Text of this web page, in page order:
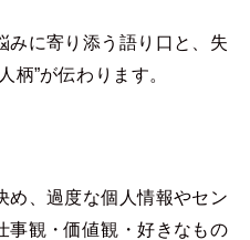
みに寄り添う語り口と、失
柄”が伝わります。
め、過度な個人情報やセン
事観・価値観・好きなもの